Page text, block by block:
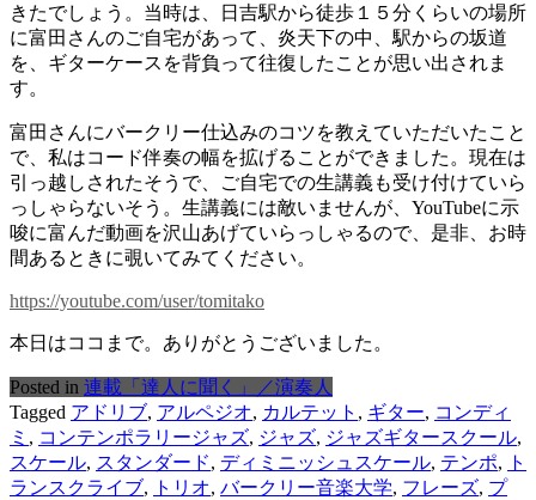
きたでしょう。当時は、日吉駅から徒歩１５分くらいの場所
に富田さんのご自宅があって、炎天下の中、駅からの坂道
を、ギターケースを背負って往復したことが思い出されま
す。
富田さんにバークリー仕込みのコツを教えていただいたこと
で、私はコード伴奏の幅を拡げることができました。現在は
引っ越しされたそうで、ご自宅での生講義も受け付けていら
っしゃらないそう。生講義には敵いませんが、YouTubeに示
唆に富んだ動画を沢山あげていらっしゃるので、是非、お時
間あるときに覗いてみてください。
https://youtube.com/user/tomitako
本日はココまで。ありがとうございました。
Posted in 連載「達人に聞く」／演奏人
Tagged アドリブ, アルペジオ, カルテット , ギター, コンディ
ミ , コンテンポラリージャズ, ジャズ, ジャズギタースクール,
スケール, スタンダード, ディミニッシュスケール, テンポ,
ト
ランスクライブ, トリオ, バークリー音楽大学, フレーズ, プ